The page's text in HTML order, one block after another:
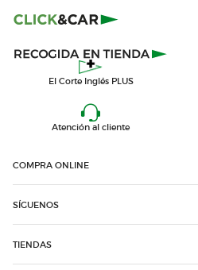
El Corte Inglés PLUS
Atención al cliente
COMPRA ONLINE
SÍGUENOS
TIENDAS